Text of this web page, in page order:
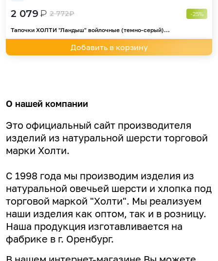
2 079₽ 2 772₽ -25%
Тапочки ХОЛТИ "Ландыш" войлочные (темно-серый)...
Добавить в корзину
О нашей компании
Это официальный сайт производителя
изделий из натуральной шерсти торговой
марки Холти.
С 1998 года мы производим изделия из
натуральной овечьей шерсти и хлопка под
торговой маркой "Холти". Мы реализуем
наши изделия как оптом, так и в розницу.
Наша продукция изготавливается на
фабрике в г. Оренбург.